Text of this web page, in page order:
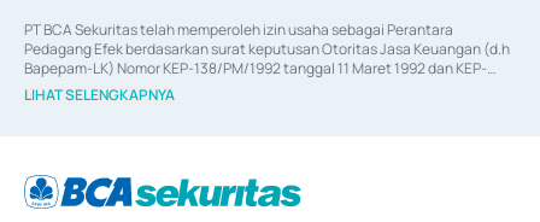
PT BCA Sekuritas telah memperoleh izin usaha sebagai Perantara
Pedagang Efek berdasarkan surat keputusan Otoritas Jasa Keuangan (d.h
Bapepam-LK) Nomor KEP-138/PM/1992 tanggal 11 Maret 1992 dan KEP-
06/D.04/2014 tanggal 28 Februari 2014, izin usaha sebagai Penjamin Emisi
Efek berdasarkan surat keputusan Otoritas Jasa Keuangan Nomor KEP-
berdasarkan surat keputusan Otoritas Jasa Keuangan Nomor S-
67/PM.21/2017 tanggal 3 Februari 2017, dan beberapa izin usaha lainnya
LIHAT SELENGKAPNYA